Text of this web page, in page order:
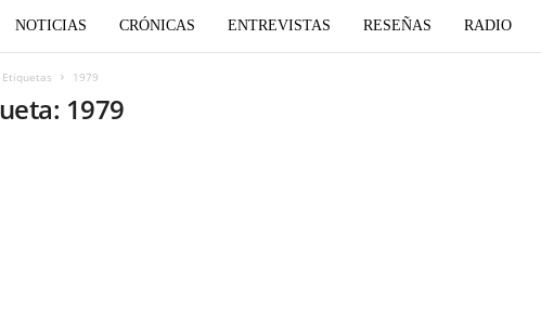
NOTICIAS CRÓNICAS ENTREVISTAS RESEÑAS RADIO
Etiquetas 1979
1979